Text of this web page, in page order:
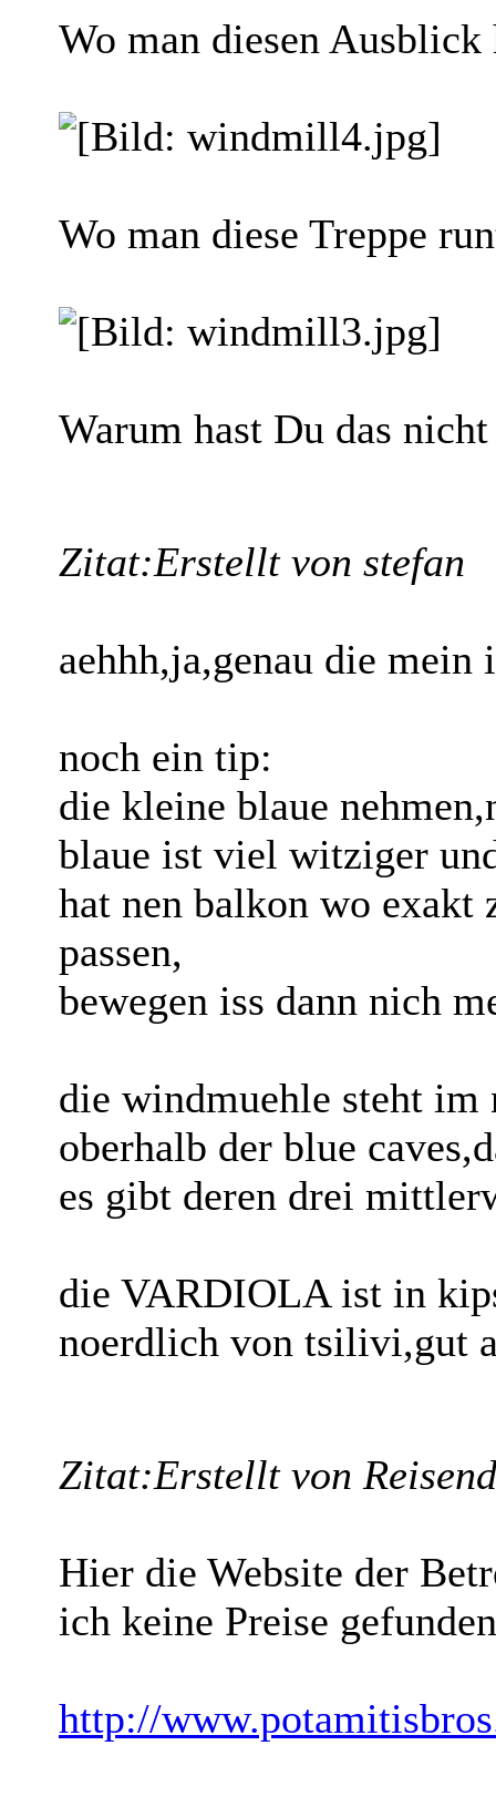
Wo man diesen Ausblick
Wo man diese Treppe
Warum hast Du das
Zitat:Erstellt von stefan
aehhh,ja,genau die mein
noch ein tip:
die kleine blaue
blaue ist viel witziger
hat nen balkon wo exakt
passen,
bewegen iss dann nich
die windmuehle steht im
oberhalb der blue
es gibt deren drei
die VARDIOLA ist in
noerdlich von tsilivi,gut
Zitat:Erstellt von
Hier die Website der
ich keine Preise
http://